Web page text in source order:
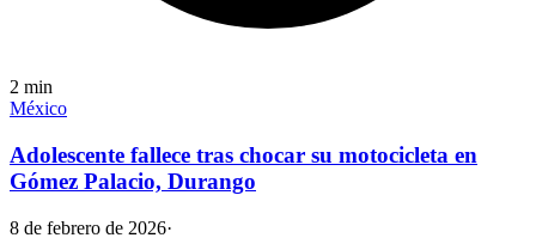
2 min
México
Adolescente fallece tras chocar su motocicleta en
Gómez Palacio, Durango
8 de febrero de 2026·